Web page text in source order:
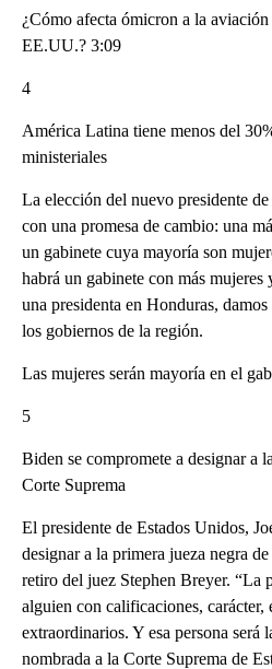
¿Cómo afecta ómicron a la aviación
EE.UU.? 3:09
4
América Latina tiene menos del
ministeriales
La elección del nuevo presidente
con una promesa de cambio: una
un gabinete cuya mayoría son
habrá un gabinete con más
una presidenta en Honduras,
los gobiernos de la región.
Las mujeres serán mayoría en el
5
Biden se compromete a designar a
Corte Suprema
El presidente de Estados Unidos,
designar a la primera jueza negra
retiro del juez Stephen Breyer. “La
alguien con calificaciones, carácter,
extraordinarios. Y esa persona será
nombrada a la Corte Suprema de